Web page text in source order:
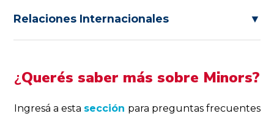
Relaciones Internacionales ▼
¿Querés saber más sobre Minors?
Ingresá a esta sección para preguntas frecuentes